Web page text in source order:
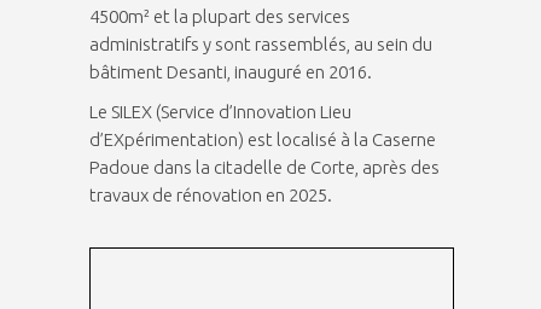
4500m² et la plupart des services
administratifs y sont rassemblés, au sein du
bâtiment Desanti, inauguré en 2016.
Le SILEX (Service d’Innovation Lieu
d’EXpérimentation) est localisé à la Caserne
Padoue dans la citadelle de Corte, après des
travaux de rénovation en 2025.